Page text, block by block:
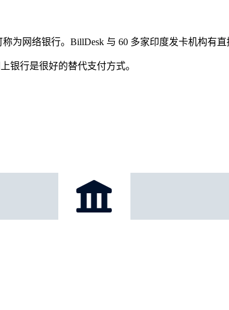
为网络银行。BillDesk 与 60 多家印度发卡机构有直
银行是很好的替代支付方式。